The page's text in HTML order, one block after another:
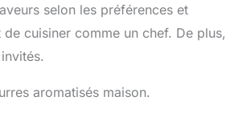
selon les préférences et
cuisiner comme un chef. De plus,
aromatisés maison.